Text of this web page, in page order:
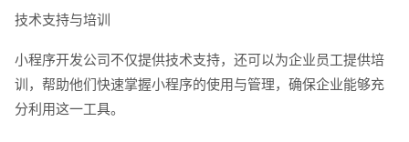
技术支持与培训
小程序开发公司不仅提供技术支持，还可以为企业员工提供培
训，帮助他们快速掌握小程序的使用与管理，确保企业能够充
分利用这一工具。